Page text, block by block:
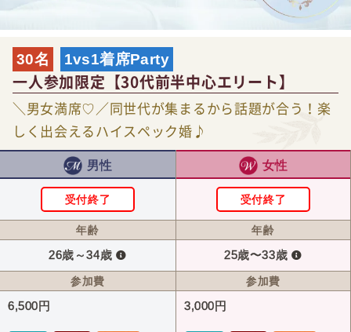
30名 1vs1着席Party
一人参加限定【30代前半中心エリート】
＼男女満席♡／同世代が集まるから話題が合う！楽
しく出会えるハイスペック婚♪
男性
受付終了
年齢
26歳～34歳
参加費
6,500円
女性
受付終了
年齢
25歳〜33歳
参加費
3,000円